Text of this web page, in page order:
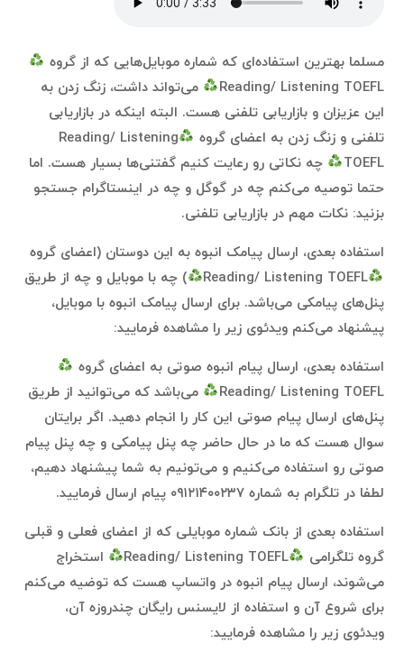
مسلما بهترین استفاده‌ای که شماره موبایل‌هایی که از گروه
Reading/ Listening TOEFL
می‌تواند داشت، زنگ زدن به
این عزیزان و بازاریابی تلفنی هست. البته اینکه در بازاریابی
تلفنی و زنگ زدن به اعضای گروه
Reading/ Listening
TOEFL
چه نکاتی رو رعایت کنیم گفتنی‌ها بسیار هست. اما
حتما توصیه می‌کنم چه در گوگل و چه در اینستاگرام جستجو
بزنید: نکات مهم در بازاریابی تلفنی.
استفاده بعدی، ارسال پیامک انبوه به این دوستان (اعضای گروه
Reading/ Listening TOEFL
) چه با موبایل و چه از طریق
پنل‌های پیامکی می‌باشد. برای ارسال پیامک انبوه با موبایل،
پیشنهاد می‌کنم ویدئوی زیر را مشاهده فرمایید:
استفاده بعدی، ارسال پیام انبوه صوتی به اعضای گروه
Reading/ Listening TOEFL
می‌باشد که می‌توانید از طریق
پنل‌های ارسال پیام صوتی این کار را انجام دهید. اگر برایتان
سوال هست که ما در حال حاضر چه پنل پیامکی و چه پنل پیام
صوتی رو استفاده می‌کنیم و می‌تونیم به شما پیشنهاد دهیم،
لطفا در تلگرام به شماره ۰۹۱۲۱۴۰۰۲۳۷ پیام ارسال فرمایید.
استفاده بعدی از بانک شماره موبایلی که از اعضای فعلی و قبلی
گروه تلگرامی
Reading/ Listening TOEFL
استخراج
می‌شوند، ارسال پیام انبوه در واتساپ هست که توضیه می‌کنم
برای شروع آن و استفاده از لایسنس رایگان چندروزه آن،
ویدئوی زیر را مشاهده فرمایید: